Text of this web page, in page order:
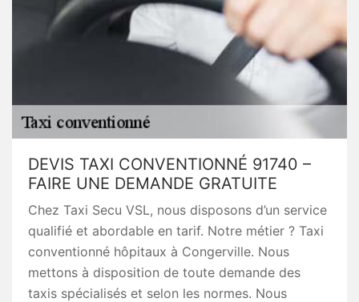
DEVIS TAXI CONVENTIONNÉ 91740 –
FAIRE UNE DEMANDE GRATUITE
Chez Taxi Secu VSL, nous disposons d’un service
qualifié et abordable en tarif. Notre métier ? Taxi
conventionné hôpitaux à Congerville. Nous
mettons à disposition de toute demande des
taxis spécialisés et selon les normes. Nous